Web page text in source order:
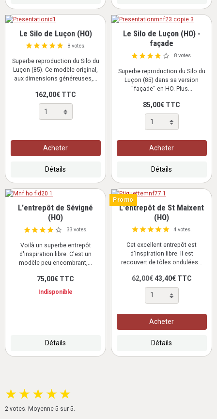
Le Silo de Luçon (HO)
8 votes.
Superbe reproduction du Silo du
Luçon (85). Ce modèle original,
aux dimensions généreuses,...
162,00€ TTC
Acheter
Détails
Le Silo de Luçon (HO) -
façade
8 votes.
Superbe reproduction du Silo du
Luçon (85) dans sa version
"façade" en HO. Plus...
85,00€ TTC
Acheter
Détails
L'entrepôt de Sévigné
(HO)
33 votes.
Voilà un superbe entrepôt
d'inspiration libre. C'est un
modèle peu encombrant,...
75,00€ TTC
Indisponible
Détails
Promo
L'entrepôt de St Maixent
(HO)
4 votes.
Cet excellent entrepôt est
d'inspiration libre. Il est
recouvert de tôles ondulées...
62,00€ 43,40€ TTC
Acheter
Détails
★ ★ ★ ★ ★
2 votes. Moyenne 5 sur 5.